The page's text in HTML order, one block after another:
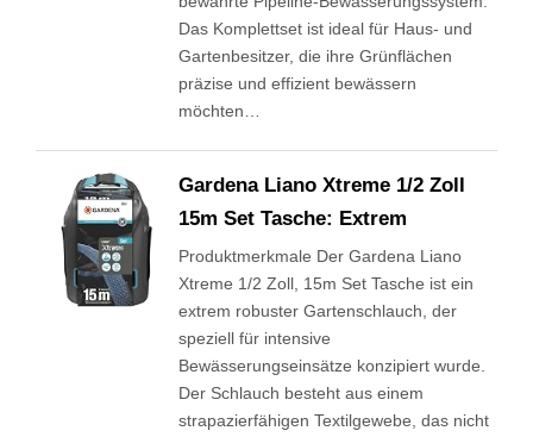
Das Komplettset ist ideal für Haus- und
Gartenbesitzer, die ihre Grünflächen
präzise und effizient bewässern
möchten…
Gardena Liano Xtreme 1/2 Zoll
15m Set Tasche: Extrem
Produktmerkmale Der Gardena Liano
Xtreme 1/2 Zoll, 15m Set Tasche ist ein
extrem robuster Gartenschlauch, der
speziell für intensive
Bewässerungseinsätze konzipiert wurde.
Der Schlauch besteht aus einem
strapazierfähigen Textilgewebe, das nicht